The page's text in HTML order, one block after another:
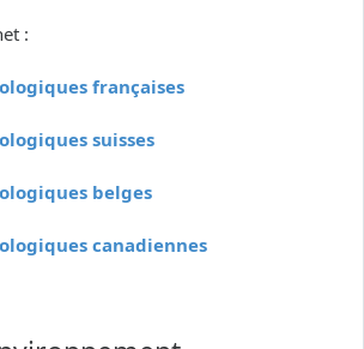
:
françaises
suisses
belges
canadiennes